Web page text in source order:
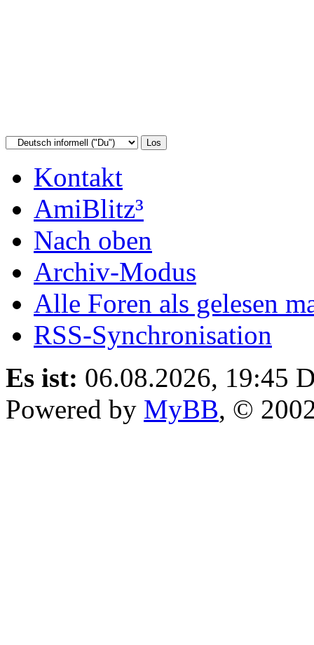
Kontakt
AmiBlitz³
Nach oben
Archiv-Modus
Alle Foren als gelesen
RSS-Synchronisation
Es ist: 06.08.2026, 19:45
Powered by MyBB, ©